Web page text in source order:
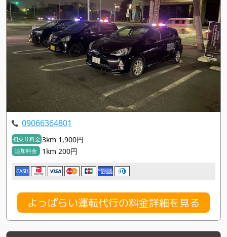
09066364801
初乗り料金 3km 1,900円
追加料金 1km 200円
CASH
よっぱらい運転代行の料金詳細を見る